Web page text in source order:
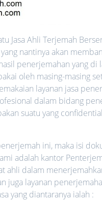
Jasa Ahli Terjemah
nantinya akan
penerjemahan yang di
oleh masing-masing
layanan jasa
dalam bidang
suatu yang
ini, maka isi
adalah kantor
ahli dalam
juga layanan
yang diantaranya ialah :